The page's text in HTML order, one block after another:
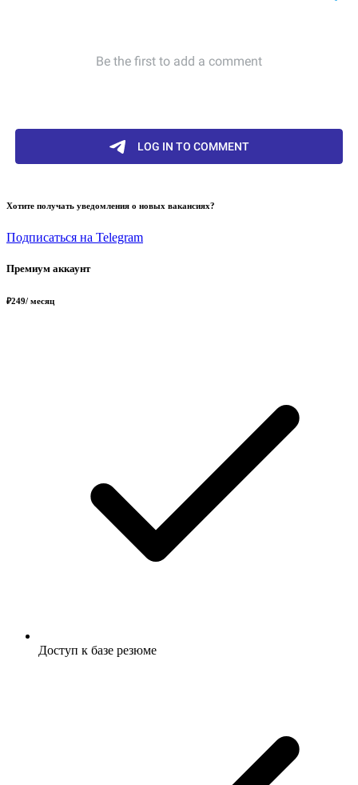
Хотите получать уведомления о новых вакансиях?
Подписаться на Telegram
Премиум аккаунт
₽249/ месяц
Доступ к базе резюме